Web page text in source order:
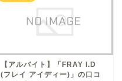
【アルバイト】「FRAY I.D
(フレイ アイディー)」の口コ